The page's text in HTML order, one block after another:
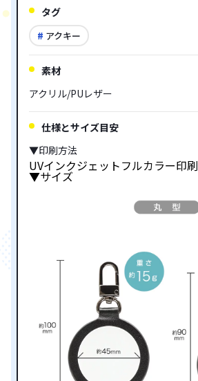
タグ
アクキー
素材
アクリル/PUレザー
仕様とサイズ目安
▼印刷方法
UVインクジェットフルカラー印刷
▼サイズ